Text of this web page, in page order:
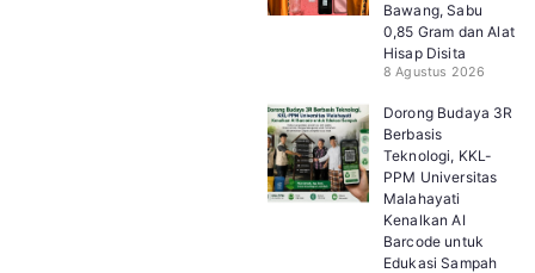
Bawang, Sabu
0,85 Gram dan Alat
Hisap Disita
8 Agustus 2026
Dorong Budaya 3R
Berbasis
Teknologi, KKL-
PPM Universitas
Malahayati
Kenalkan AI
Barcode untuk
Edukasi Sampah